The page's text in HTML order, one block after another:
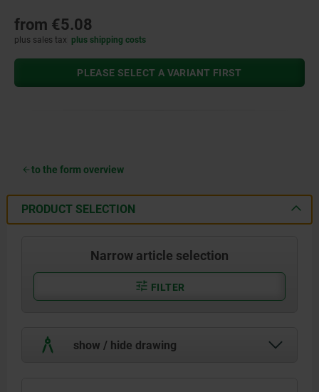
from €5.08
plus sales tax plus shipping costs
PLEASE SELECT A VARIANT FIRST
to the form overview
PRODUCT SELECTION
Narrow article selection
FILTER
show / hide drawing